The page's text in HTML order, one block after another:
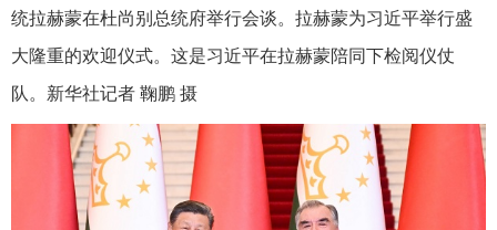
统拉赫蒙在杜尚别总统府举行会谈。拉赫蒙为习近平举行盛
大隆重的欢迎仪式。这是习近平在拉赫蒙陪同下检阅仪仗
队。新华社记者 鞠鹏 摄